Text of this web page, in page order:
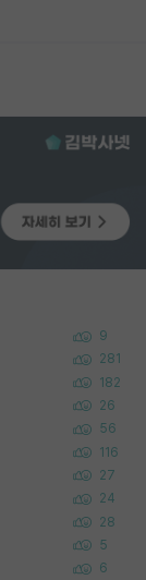
9
281
182
26
56
116
27
24
28
5
6